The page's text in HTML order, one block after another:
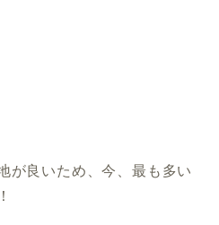
が良いため、今、最も多い